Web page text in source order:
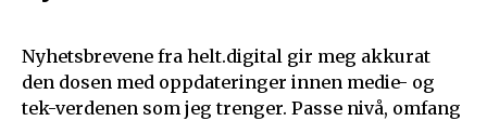
Nyhetsbrevene fra helt.digital gir meg akkurat
den dosen med oppdateringer innen medie- og
tek-verdenen som jeg trenger. Passe nivå, omfang